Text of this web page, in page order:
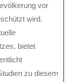
vor
wird.
bietet
zu diesem